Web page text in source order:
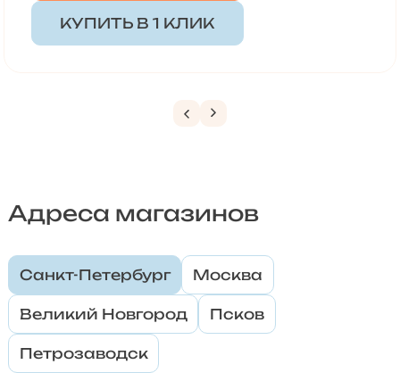
КУПИТЬ В 1 КЛИК
Адреса магазинов
Санкт-Петербург Москва
Великий Новгород Псков
Петрозаводск